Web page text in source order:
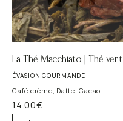
La Thé Macchiato | Thé vert
ÉVASION GOURMANDE
Café crème, Datte, Cacao
14.00€